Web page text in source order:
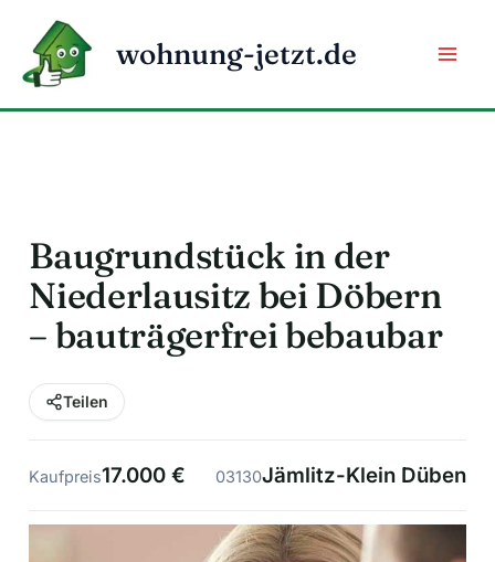
Inhalt
springen
wohnung-jetzt.de
Baugrundstück in der
Niederlausitz bei Döbern
– bauträgerfrei bebaubar
Teilen
Kaufpreis17.000 € 03130Jämlitz-Klein Düben